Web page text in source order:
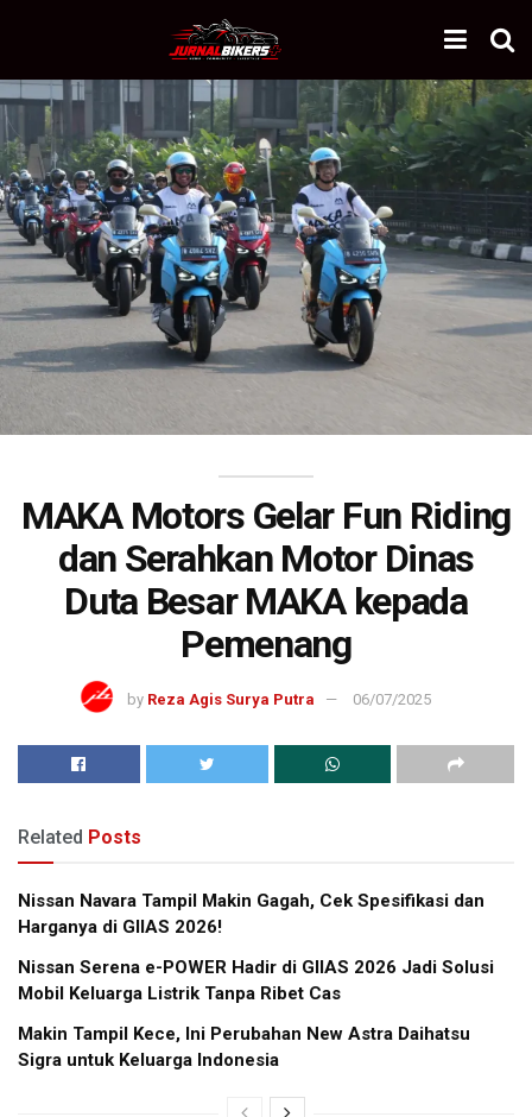
MAKA Motors Gelar Fun Riding
dan Serahkan Motor Dinas
Duta Besar MAKA kepada
Pemenang
by Reza Agis Surya Putra 06/07/2025
Related Posts
Nissan Navara Tampil Makin Gagah, Cek Spesifikasi dan
Harganya di GIIAS 2026!
Nissan Serena e-POWER Hadir di GIIAS 2026 Jadi Solusi
Mobil Keluarga Listrik Tanpa Ribet Cas
Makin Tampil Kece, Ini Perubahan New Astra Daihatsu
Sigra untuk Keluarga Indonesia